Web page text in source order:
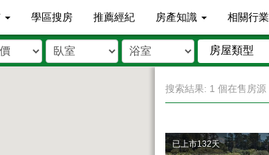
學區搜房 推薦經紀 房產知識 相關行業
房屋類型
搜索結果: 1 個在售房源
已上市132天